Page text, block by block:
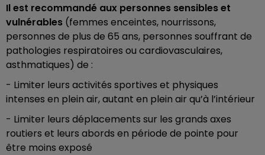
Il est recommandé aux personnes sensibles et
vulnérables (femmes enceintes, nourrissons,
personnes de plus de 65 ans, personnes souffrant de
pathologies respiratoires ou cardiovasculaires,
asthmatiques) de :
- Limiter leurs activités sportives et physiques
intenses en plein air, autant en plein air qu’à l’intérieur
- Limiter leurs déplacements sur les grands axes
routiers et leurs abords en période de pointe pour
être moins exposé